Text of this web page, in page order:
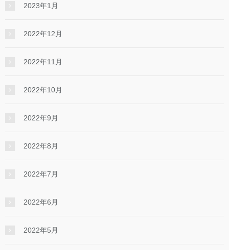
2023年1月
2022年12月
2022年11月
2022年10月
2022年9月
2022年8月
2022年7月
2022年6月
2022年5月